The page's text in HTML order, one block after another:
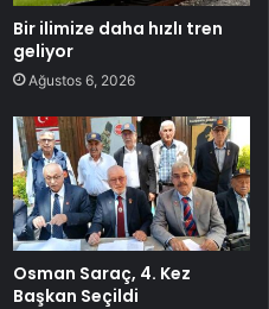
Bir ilimize daha hızlı tren
geliyor
Ağustos 6, 2026
Osman Saraç, 4. Kez
Başkan Seçildi